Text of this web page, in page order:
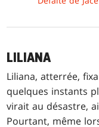
LILIANA
Liliana, atterrée,
quelques instants
virait au désastre,
Pourtant, même